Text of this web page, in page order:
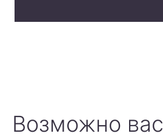
Возможно вас